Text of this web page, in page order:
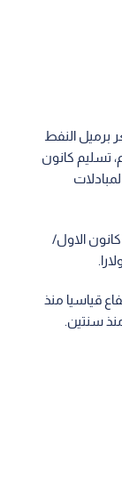
برميل النفط
تسليم كانون
دولارا في المبادلات
كانون الاول/
قياسيا منذ
سنتين.